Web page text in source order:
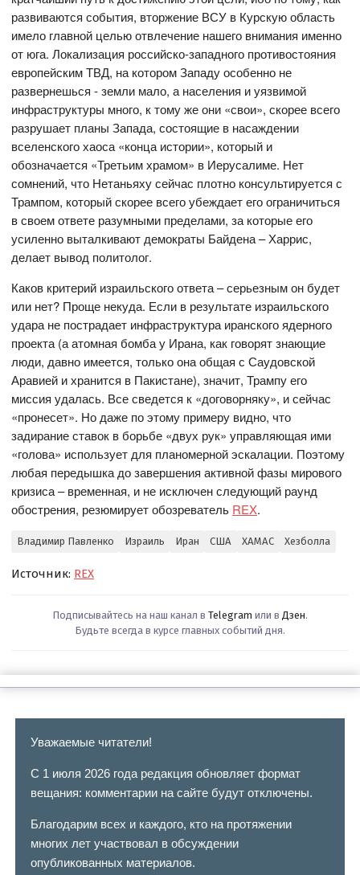
развиваются события, вторжение ВСУ в Курскую область
имело главной целью отвлечение нашего внимания именно
от юга. Локализация российско-западного противостояния
европейским ТВД, на котором Западу особенно не
развернешься - земли мало, а населения и уязвимой
инфраструктуры много, к тому же они «свои», скорее всего
разрушает планы Запада, состоящие в насаждении
вселенского хаоса «конца истории», который и
обозначается «Третьим храмом» в Иерусалиме. Нет
сомнений, что Нетаньяху сейчас плотно консультируется с
Трампом, который скорее всего убеждает его ограничиться
в своем ответе разумными пределами, за которые его
усиленно выталкивают демократы Байдена – Харрис,
делает вывод политолог.
Каков критерий израильского ответа – серьезным он будет
или нет? Проще некуда. Если в результате израильского
удара не пострадает инфраструктура иранского ядерного
проекта (а атомная бомба у Ирана, как говорят знающие
люди, давно имеется, только она общая с Саудовской
Аравией и хранится в Пакистане), значит, Трампу его
миссия удалась. Все сведется к «договорняку», и сейчас
«пронесет». Но даже по этому примеру видно, что
задирание ставок в борьбе «двух рук» управляющая ими
«голова» использует для планомерной эскалации. Поэтому
любая передышка до завершения активной фазы мирового
кризиса – временная, и не исключен следующий раунд
обострения, резюмирует обозреватель REX.
Владимир Павленко Израиль Иран США ХАМАС Хезболла
Источник: REX
Подписывайтесь на наш канал в Telegram или в Дзен.
Будьте всегда в курсе главных событий дня.
Уважаемые читатели!
С 1 июля 2026 года редакция обновляет формат
вещания: комментарии на сайте будут отключены.
Благодарим всех и каждого, кто на протяжении
многих лет участвовал в обсуждении
опубликованных материалов.